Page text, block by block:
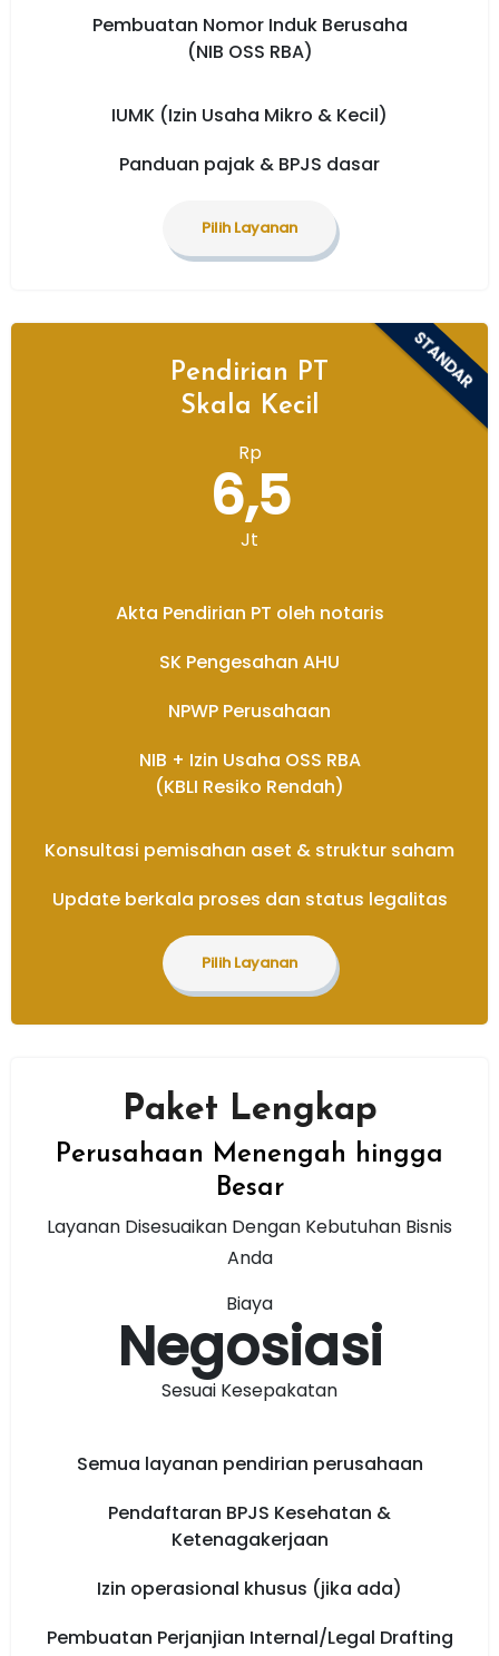
Pembuatan Nomor Induk Berusaha
(NIB OSS RBA)
IUMK (Izin Usaha Mikro & Kecil)
Panduan pajak & BPJS dasar
Pilih Layanan
STANDAR
Pendirian PT
Skala Kecil
Rp
6,5
Jt
Akta Pendirian PT oleh notaris
SK Pengesahan AHU
NPWP Perusahaan
NIB + Izin Usaha OSS RBA
(KBLI Resiko Rendah)
Konsultasi pemisahan aset & struktur saham
Update berkala proses dan status legalitas
Pilih Layanan
Paket Lengkap
Perusahaan Menengah hingga
Besar
Layanan Disesuaikan Dengan Kebutuhan Bisnis
Anda
Biaya
Negosiasi
Sesuai Kesepakatan
Semua layanan pendirian perusahaan
Pendaftaran BPJS Kesehatan &
Ketenagakerjaan
Izin operasional khusus (jika ada)
Pembuatan Perjanjian Internal/Legal Drafting